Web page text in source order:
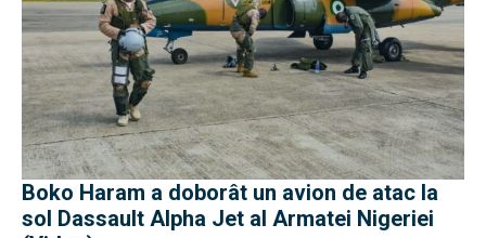
Boko Haram a doborât un avion de atac la
sol Dassault Alpha Jet al Armatei Nigeriei